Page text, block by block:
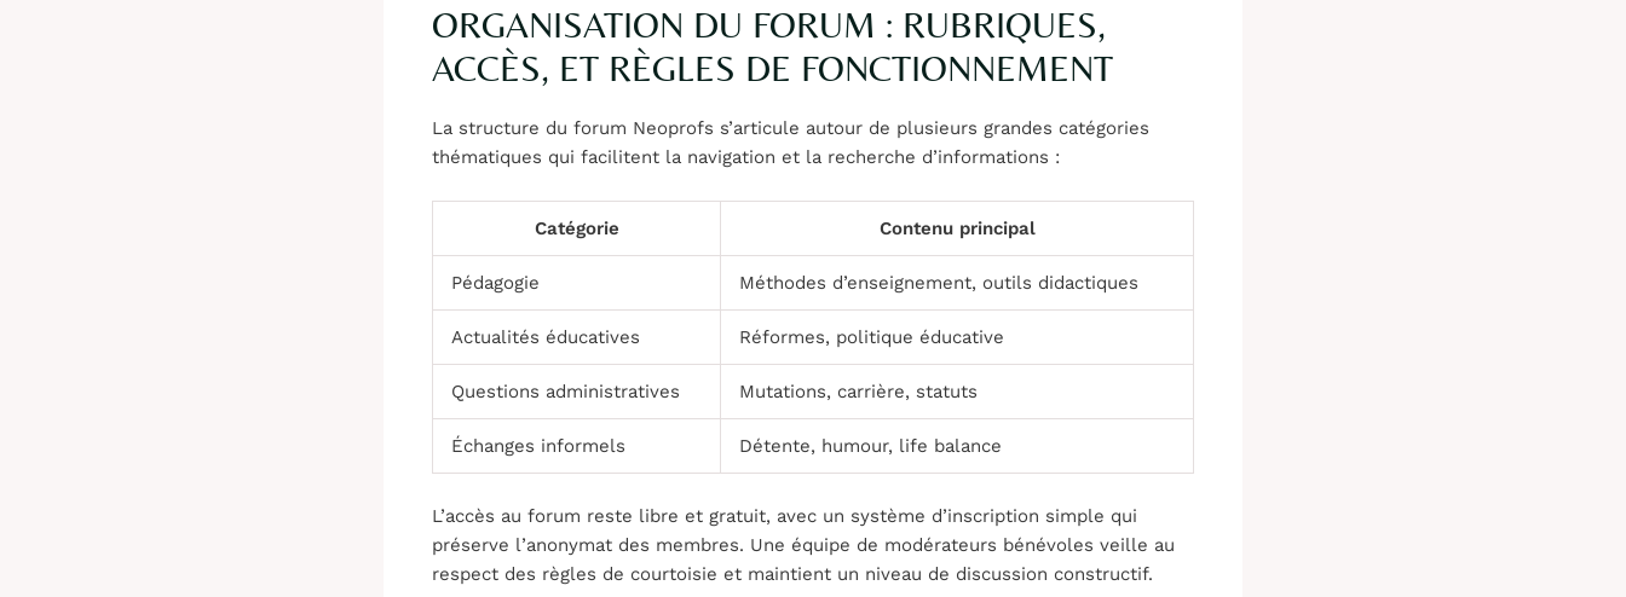
ORGANISATION DU FORUM : RUBRIQUES,
ACCÈS, ET RÈGLES DE FONCTIONNEMENT
La structure du forum Neoprofs s’articule autour de plusieurs grandes catégories
thématiques qui facilitent la navigation et la recherche d’informations :
Catégorie Contenu principal
Pédagogie Méthodes d’enseignement, outils didactiques
Actualités éducatives Réformes, politique éducative
Questions administratives Mutations, carrière, statuts
Échanges informels Détente, humour, life balance
L’accès au forum reste libre et gratuit, avec un système d’inscription simple qui
préserve l’anonymat des membres. Une équipe de modérateurs bénévoles veille au
respect des règles de courtoisie et maintient un niveau de discussion constructif.